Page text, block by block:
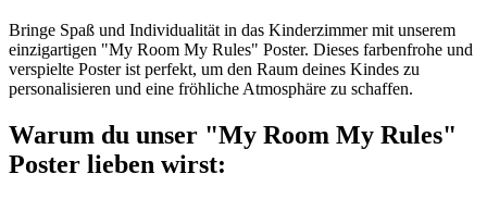
Bringe Spaß und Individualität in das Kinderzimmer mit unserem
einzigartigen "My Room My Rules" Poster. Dieses farbenfrohe und
verspielte Poster ist perfekt, um den Raum deines Kindes zu
personalisieren und eine fröhliche Atmosphäre zu schaffen.
Warum du unser "My Room My Rules"
Poster lieben wirst: